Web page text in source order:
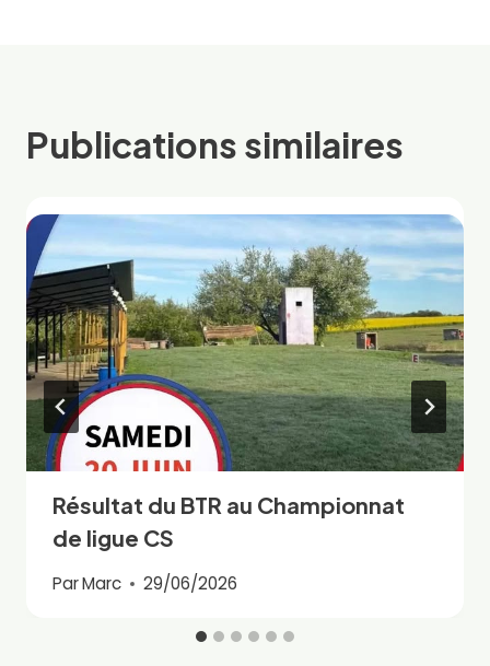
Publications similaires
Résultat du BTR au Championnat
de ligue CS
ParMarc 29/06/2026